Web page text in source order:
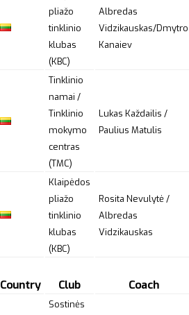
pliažo
tinklinio
klubas
(KBC)
Albredas
Vidzikauskas/Dmytro
Kanaiev
Tinklinio
namai /
Tinklinio
mokymo
centras
(TMC)
Lukas Každailis /
Paulius Matulis
Klaipėdos
pliažo
tinklinio
klubas
(KBC)
Rosita Nevulytė /
Albredas
Vidzikauskas
Country Club Coach
Sostinės